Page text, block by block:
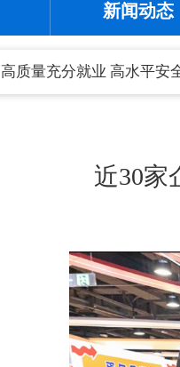
新闻动态
高质量充分就业 高水平安
近30家